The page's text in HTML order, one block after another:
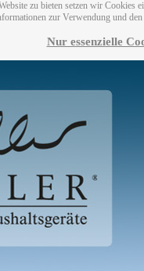
zu bieten setzen wir
zur Verwendung und
Nur essenzielle